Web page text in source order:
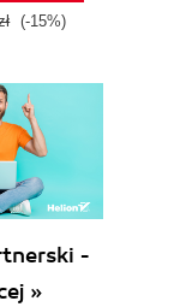
(-15%)
-
»